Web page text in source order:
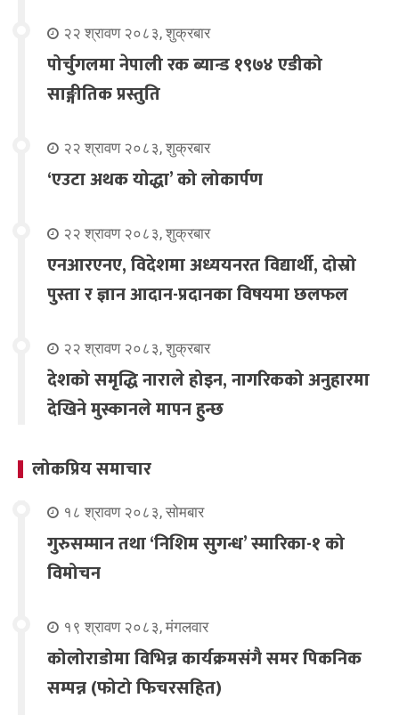
२२ श्रावण २०८३, शुक्रबार
पोर्चुगलमा नेपाली रक ब्यान्ड १९७४ एडीको
साङ्गीतिक प्रस्तुति
२२ श्रावण २०८३, शुक्रबार
‘एउटा अथक योद्धा’ को लोकार्पण
२२ श्रावण २०८३, शुक्रबार
एनआरएनए, विदेशमा अध्ययनरत विद्यार्थी, दोस्रो
पुस्ता र ज्ञान आदान-प्रदानका विषयमा छलफल
२२ श्रावण २०८३, शुक्रबार
देशको समृद्धि नाराले होइन, नागरिकको अनुहारमा
देखिने मुस्कानले मापन हुन्छ
लोकप्रिय समाचार
१८ श्रावण २०८३, सोमबार
गुरुसम्मान तथा ‘निशिम सुगन्ध’ स्मारिका-१ को
विमोचन
१९ श्रावण २०८३, मंगलवार
कोलोराडोमा विभिन्न कार्यक्रमसंगै समर पिकनिक
सम्पन्न (फोटो फिचरसहित)